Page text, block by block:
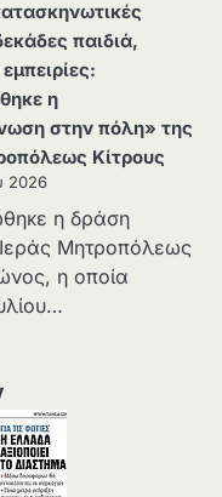
παιδιά,
η
στην πόλη» της
Κίτρους
2026
η δράση
Μητροπόλεως
η οποία